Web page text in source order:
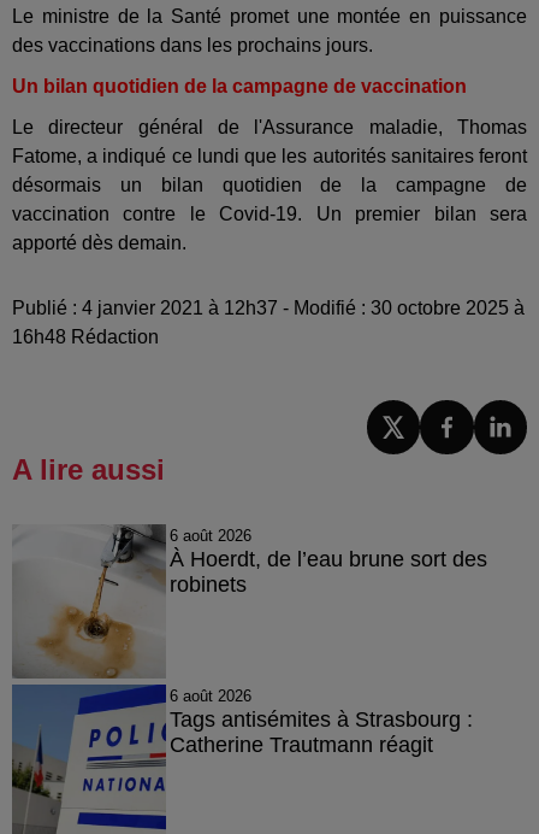
Le ministre de la Santé promet une montée en puissance
des vaccinations dans les prochains jours.
Un bilan quotidien de la campagne de vaccination
Le directeur général de l'Assurance maladie, Thomas
Fatome, a indiqué ce lundi que les autorités sanitaires feront
désormais un bilan quotidien de la campagne de
vaccination contre le Covid-19. Un premier bilan sera
apporté dès demain.
Publié : 4 janvier 2021 à 12h37 - Modifié : 30 octobre 2025 à
16h48 Rédaction
A lire aussi
6 août 2026
À Hoerdt, de l’eau brune sort des
robinets
6 août 2026
Tags antisémites à Strasbourg :
Catherine Trautmann réagit